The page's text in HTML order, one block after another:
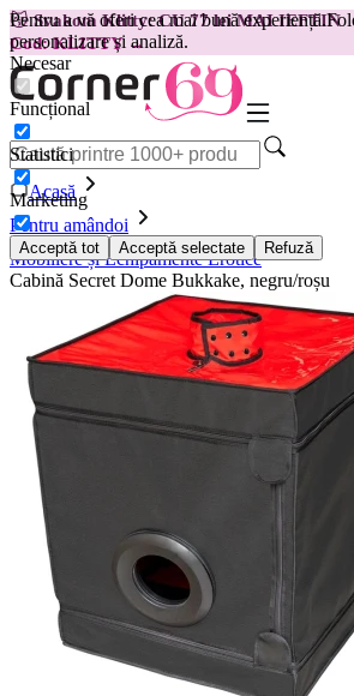
Pentru a vă oferi cea mai bună experiență.
personalizare și analiză.
Necesar
Funcțional
Statistici
Marketing
Acceptă tot Acceptă selectate Refuză
😽Svakom Klitty: CU 77 lei MAI IEFTIN
Cod: KLITTY →
Acasă
Pentru amândoi
Mobiliere și Echipamente Erotice
Cabină Secret Dome Bukkake, negru/roșu